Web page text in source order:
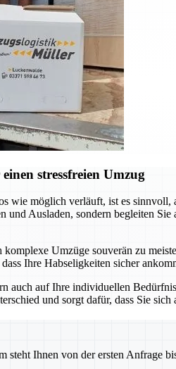
stressfreien Umzug
möglich verläuft, ist es
Ausladen, sondern begleiten
Umzüge souverän zu
Ihre Habseligkeiten sicher
auch auf Ihre individuellen
und sorgt dafür, dass Sie
steht Ihnen von der ersten Anfrage